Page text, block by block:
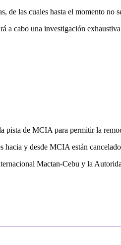
de las cuales hasta el momento no
a cabo una investigación
de MCIA para permitir la
hacia y desde MCIA están
Mactan-Cebu y la